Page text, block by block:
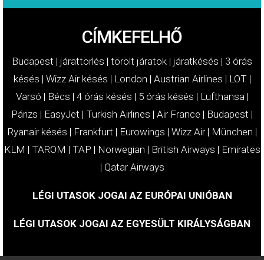
CÍMKEFELHŐ
Budapest | járattörlés | törölt járatok | járatkésés | 3 órás
késés | Wizz Air késés | London | Austrian Airlines | LOT|
Varsó | Bécs | 4 órás késés | 5 órás késés | Lufthansa |
Párizs | EasyJet | Turkish Airlines | Air France | Budapest |
Ryanair késés | Frankfurt | Eurowings | Wizz Air| München |
KLM | TAROM | TAP | Norwegian | British Airways | Emirates
| Qatar Airways
LÉGI UTASOK JOGAI AZ EURÓPAI UNIÓBAN
LÉGI UTASOK JOGAI AZ EGYESÜLT KIRÁLYSÁGBAN